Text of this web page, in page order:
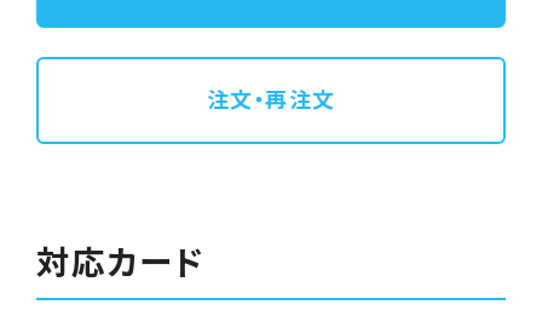
注文・再注文
対応カード